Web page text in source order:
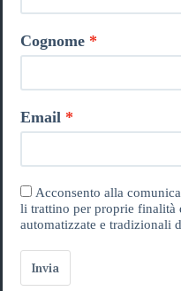
Cognome
Email
Acconsento alla
li trattino per proprie finalità
automatizzate e tradizionali
Invia